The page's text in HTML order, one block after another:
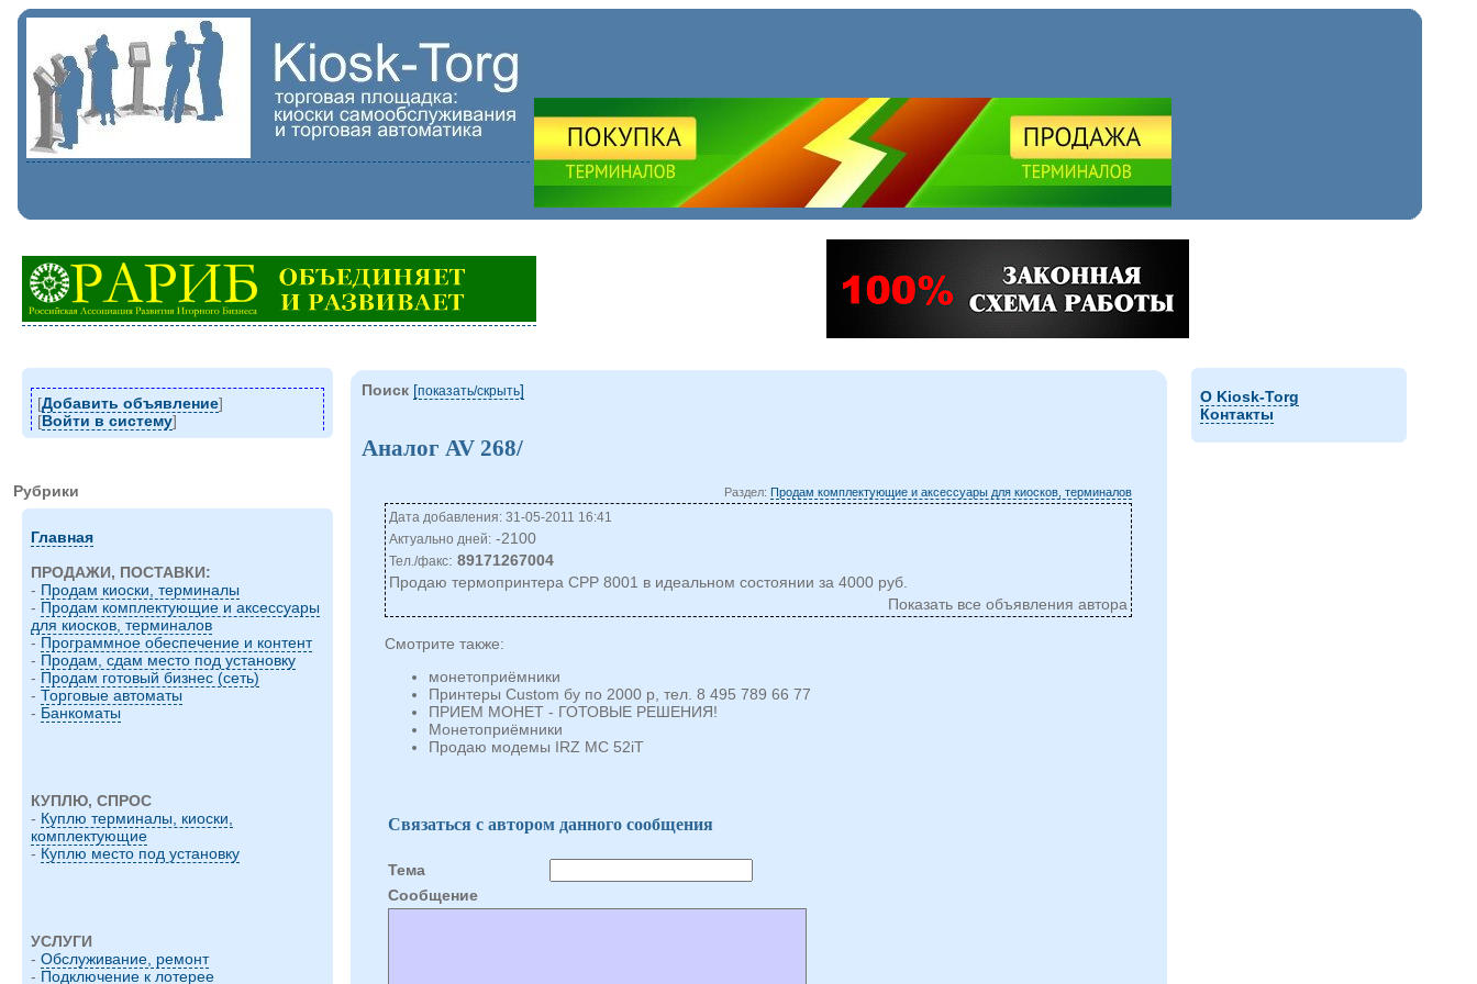
[Добавить объявление]
[Войти в систему]
Рубрики
Главная
ПРОДАЖИ, ПОСТАВКИ:
- Продам киоски, терминалы
- Продам комплектующие и аксессуары
для киосков, терминалов
- Программное обеспечение и контент
- Продам, сдам место под установку
- Продам готовый бизнес (сеть)
- Торговые автоматы
- Банкоматы
КУПЛЮ, СПРОС
- Куплю терминалы, киоски,
комплектующие
- Куплю место под установку
УСЛУГИ
- Обслуживание, ремонт
- Подключение к лотерее
Поиск [показать/cкрыть]
Аналог AV 268/
Раздел:Продам комплектующие и аксессуары для киосков, терминалов
Дата добавления: 31-05-2011 16:41
Актуально дней: -2100
Тел./факс:89171267004
Продаю термопринтера CPP 8001 в идеальном состоянии за 4000 руб.
Показать все объявления автора
Смотрите также:
монетоприёмники
Принтеры Custom бу по 2000 р, тел. 8 495 789 66 77
ПРИЕМ МОНЕТ - ГОТОВЫЕ РЕШЕНИЯ!
Монетоприёмники
Продаю модемы IRZ MC 52iT
Связаться с автором данного сообщения
Тема
Cообщение
О Kiosk-Torg
Контакты